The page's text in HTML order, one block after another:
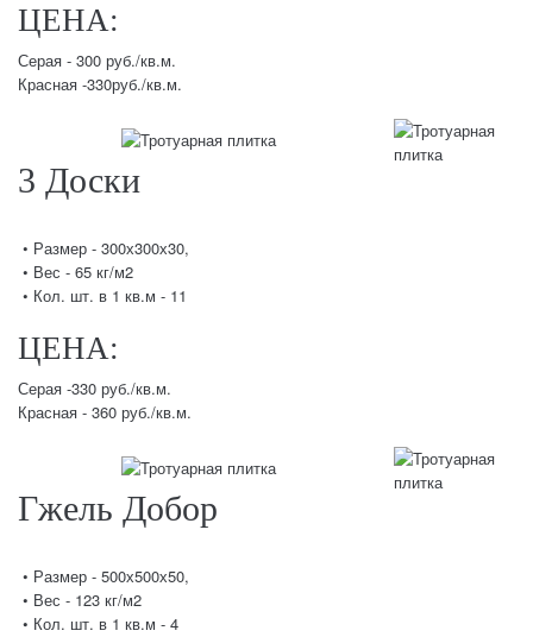
ЦЕНА:
Серая - 300 руб./кв.м.
Красная -330руб./кв.м.
3 Доски
• Размер - 300х300х30,
• Вес - 65 кг/м2
• Кол. шт. в 1 кв.м - 11
ЦЕНА:
Серая -330 руб./кв.м.
Красная - 360 руб./кв.м.
Гжель Добор
• Размер - 500х500х50,
• Вес - 123 кг/м2
• Кол. шт. в 1 кв.м - 4